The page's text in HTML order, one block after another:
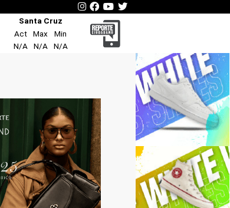
Santa Cruz
Act
Max
Min
N/A
N/A N/A